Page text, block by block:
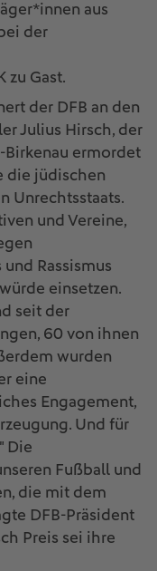
aus
der
zu Gast.
der DFB an den
Julius Hirsch, der
Birkenau ermordet
die jüdischen
Unrechtsstaats.
und Vereine,
Rassismus
einsetzen.
seit der
60 von ihnen
wurden
eine
Engagement,
Und für
Die
Fußball und
die mit dem
DFB-Präsident
Preis sei ihre